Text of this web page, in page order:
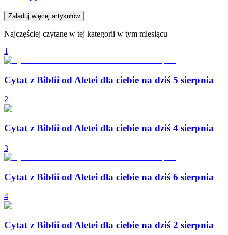
Załaduj więcej artykułów
Najczęściej czytane w tej kategorii w tym miesiącu
1
Cytat z Biblii od Aletei dla ciebie na dziś 5 sierpnia
2
Cytat z Biblii od Aletei dla ciebie na dziś 4 sierpnia
3
Cytat z Biblii od Aletei dla ciebie na dziś 6 sierpnia
4
Cytat z Biblii od Aletei dla ciebie na dziś 2 sierpnia